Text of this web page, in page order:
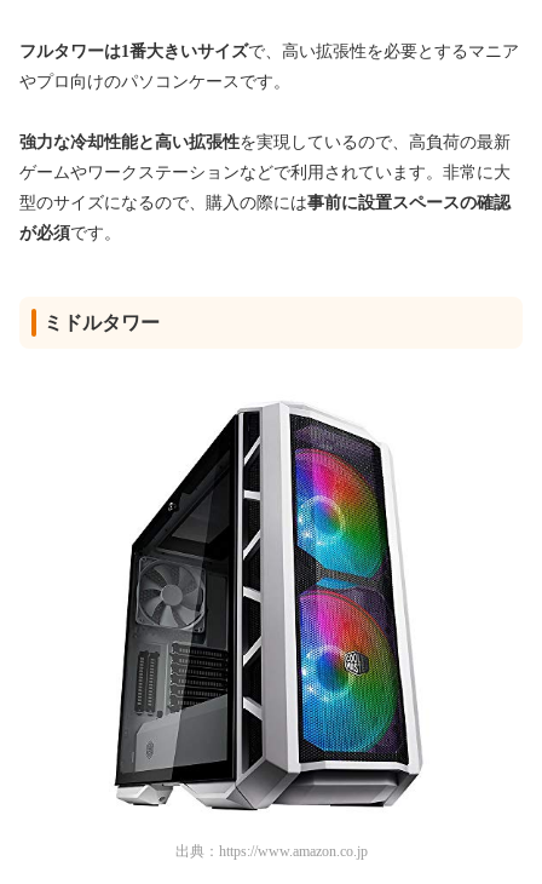
フルタワーは1番大きいサイズで、高い拡張性を必要とするマニア
やプロ向けのパソコンケースです。
強力な冷却性能と高い拡張性を実現しているので、 高負荷の最新
ゲームやワークステーションなどで利用されています。非常に大
型のサイズになるので、購入の際には事前に設置スペースの確認
が必須です。
ミドルタワー
出典： https://www.amazon.co.jp